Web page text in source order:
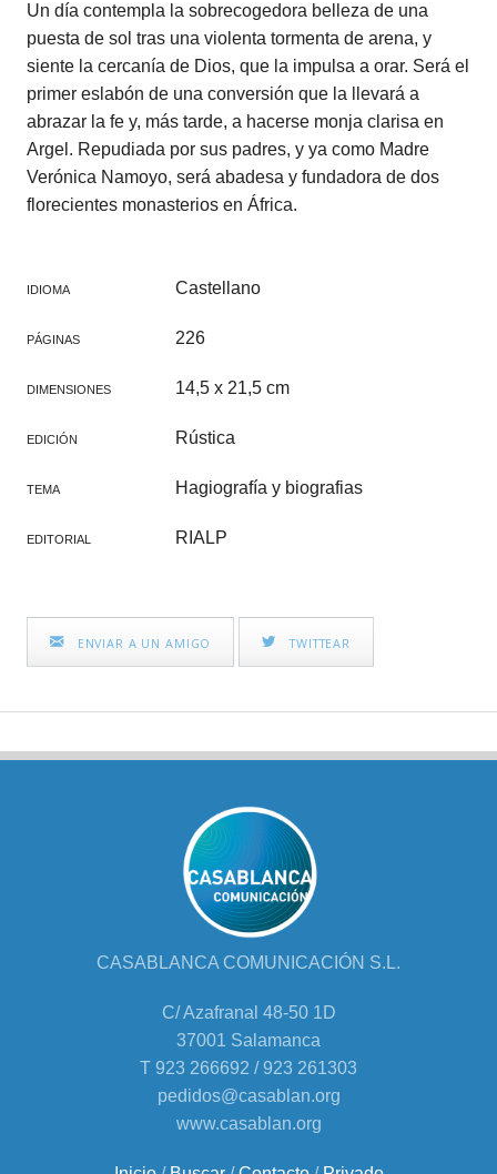
Un día contempla la sobrecogedora belleza de una
puesta de sol tras una violenta tormenta de arena, y
siente la cercanía de Dios, que la impulsa a orar. Será el
primer eslabón de una conversión que la llevará a
abrazar la fe y, más tarde, a hacerse monja clarisa en
Argel. Repudiada por sus padres, y ya como Madre
Verónica Namoyo, será abadesa y fundadora de dos
florecientes monasterios en África.
IDIOMA Castellano
PÁGINAS 226
DIMENSIONES 14,5 x 21,5 cm
EDICIÓN Rústica
TEMA Hagiografía y biografias
EDITORIAL RIALP
ENVIAR A UN AMIGO TWITTEAR
CASABLANCA COMUNICACIÓN S.L.
C/ Azafranal 48-50 1D
37001 Salamanca
T 923 266692 / 923 261303
pedidos@casablan.org
www.casablan.org